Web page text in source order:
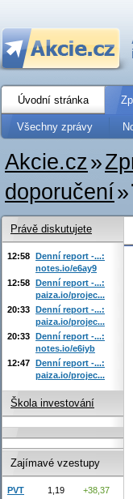
Úvodní stránka
Všechny zprávy
Akcie.cz»
doporučení»
Právě diskutujete
12:58 Denní report -...:
notes.io/e6ay9
12:58 Denní report -...:
paiza.io/projec...
20:33 Denní report -...:
paiza.io/projec...
20:33 Denní report -...:
notes.io/e6iyb
12:47 Denní report -...:
paiza.io/projec...
Škola investování
Zajímavé vzestupy
PVT 1,19
+38,37